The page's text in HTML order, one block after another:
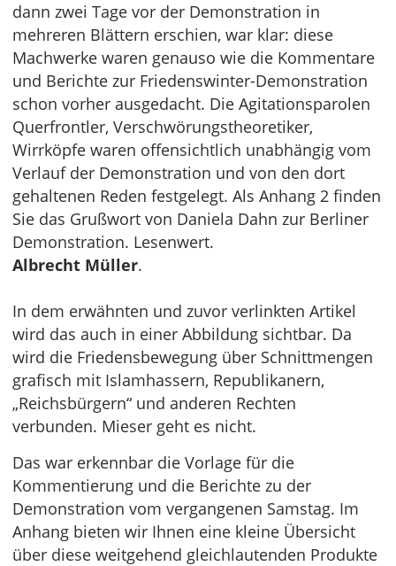
dann zwei Tage vor der Demonstration in
mehreren Blättern erschien, war klar: diese
Machwerke waren genauso wie die Kommentare
und Berichte zur Friedenswinter-Demonstration
schon vorher ausgedacht. Die Agitationsparolen
Querfrontler, Verschwörungstheoretiker,
Wirrköpfe waren offensichtlich unabhängig vom
Verlauf der Demonstration und von den dort
gehaltenen Reden festgelegt. Als Anhang 2 finden
Sie das Grußwort von Daniela Dahn zur Berliner
Demonstration. Lesenwert.
Albrecht Müller.
In dem erwähnten und zuvor verlinkten Artikel
wird das auch in einer Abbildung sichtbar. Da
wird die Friedensbewegung über Schnittmengen
grafisch mit Islamhassern, Republikanern,
„Reichsbürgern“ und anderen Rechten
verbunden. Mieser geht es nicht.
Das war erkennbar die Vorlage für die
Kommentierung und die Berichte zu der
Demonstration vom vergangenen Samstag. Im
Anhang bieten wir Ihnen eine kleine Übersicht
über diese weitgehend gleichlautenden Produkte